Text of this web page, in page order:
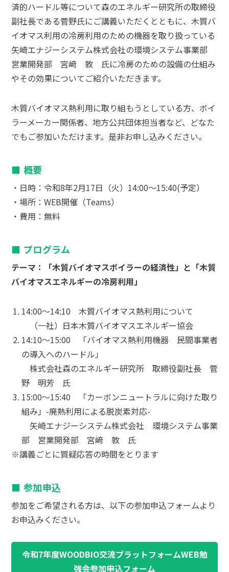
済的ハードル等について森のエネルギー研究所の取締役
副社長である菅野氏にご講義いただくとともに、木質バ
イオマス利用の冷房利用のための機器を取り扱っている
矢崎エナジーシステム株式会社の環境システム事業部
営業開発部 宮﨑 敦 氏に冷房のための設備の仕組み
やその効果についてご紹介いただきます。
木質バイオマス熱利用に取り組もうとしている方、ボイ
ラーメーカー関係者、地方公共団体担当者など、どなた
でもご参加いただけます。是非お申し込みください。
概要
・日時：令和8年2月17日（火）14:00～15:40(予定）
・場所：WEB開催（Teams）
・費用：無料
プログラム
テーマ：「木質バイオマスボイラーの経済性」と「木質
バイオマスエネルギーの冷房利用」
14:00～14:10 木質バイオマス熱利用について
（一社）日本木質バイオマスエネルギー協会
14:10～15:00 「バイオマス熱利用機器 民間事業者
の導入へのハードル」
株式会社森のエネルギー研究所 取締役副社長 菅
野 明芳 氏
15:00～15:40 「カーボンニュートラルに向けた取り
組み」-廃熱利用による脱炭素対応-
矢崎エナジーシステム株式会社 環境システム事業
部 営業開発部 宮﨑 敦 氏
※講義ごとに質疑応答の時間をとります
参加申込
参加をご希望される方は、以下の参加申込フォームより
お申込みください。
令和7年度WOODBIO交流プラットフォームWEB勉
強会参加申込フォーム